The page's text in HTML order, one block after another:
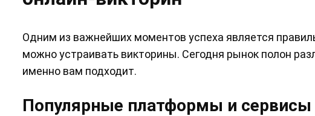
Одним из важнейших моментов успеха является
можно устраивать викторины. Сегодня рынок полон
именно вам подходит.
Популярные платформы и сервисы